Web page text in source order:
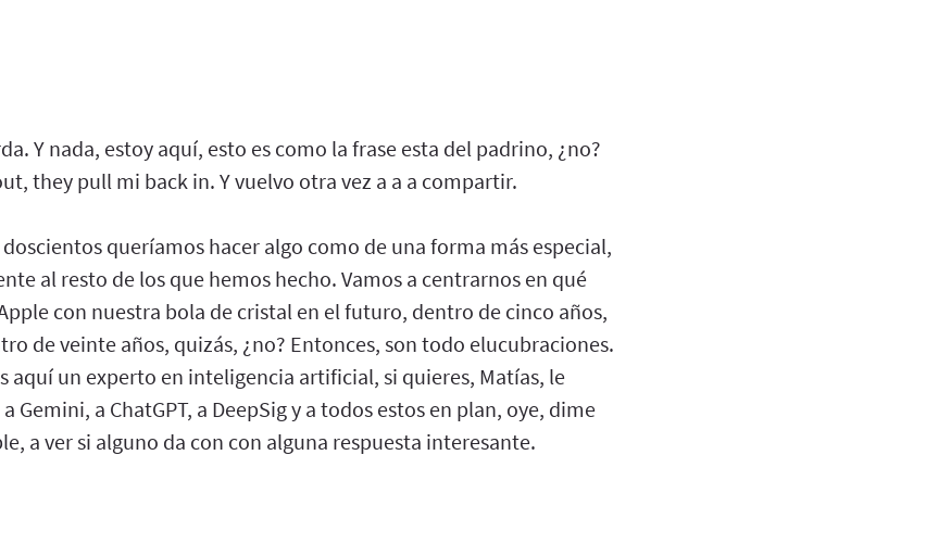
Y nada, estoy aquí, esto es como la frase esta del padrino, ¿no?
they pull mi back in. Y vuelvo otra vez a a a compartir.
doscientos queríamos hacer algo como de una forma más especial,
al resto de los que hemos hecho. Vamos a centrarnos en qué
con nuestra bola de cristal en el futuro, dentro de cinco años,
de veinte años, quizás, ¿no? Entonces, son todo elucubraciones.
aquí un experto en inteligencia artificial, si quieres, Matías, le
Gemini, a ChatGPT, a DeepSig y a todos estos en plan, oye, dime
a ver si alguno da con con alguna respuesta interesante.